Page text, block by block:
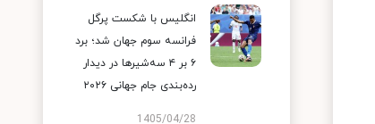
انگلیس با شکست پرگل
فرانسه سوم جهان شد؛ برد
۶ بر ۴ سه‌شیرها در دیدار
رده‌بندی جام جهانی ۲۰۲۶
1405/04/28